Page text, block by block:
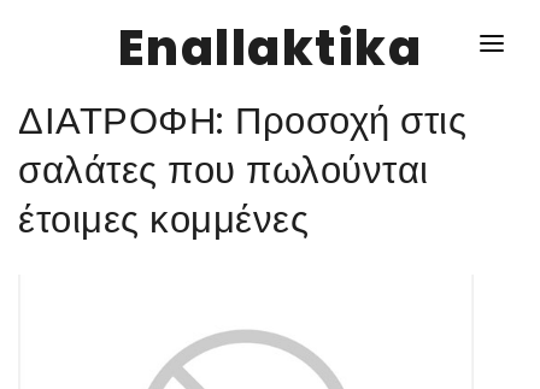
Enallaktika
NEWS
ΥΓΕΙΑ
ΕΝΑΛΛΑΚΤΙΚΑ
ΔΙΑΤΡΟΦΗ: Προσοχή στις
σαλάτες που πωλούνται
έτοιμες κομμένες